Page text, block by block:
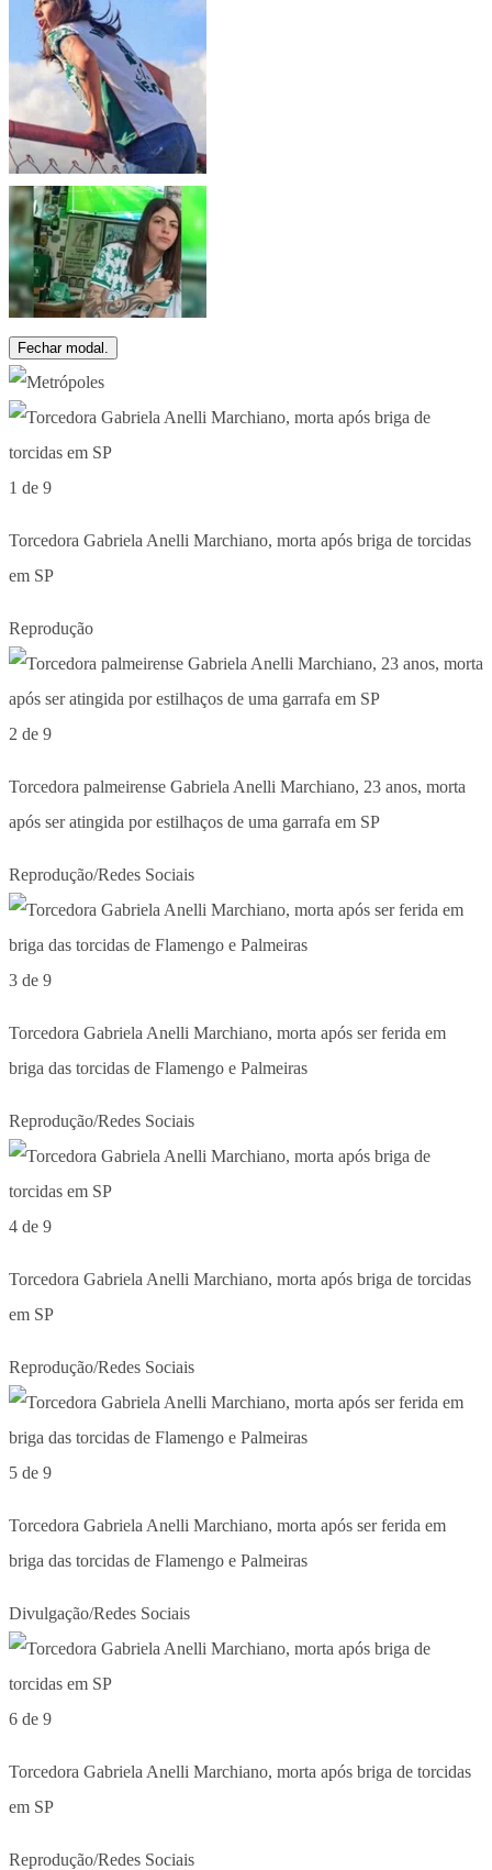
Fechar modal.
1 de 9
Torcedora Gabriela Anelli Marchiano, morta após briga de torcidas
em SP
Reprodução
2 de 9
Torcedora palmeirense Gabriela Anelli Marchiano, 23 anos, morta
após ser atingida por estilhaços de uma garrafa em SP
Reprodução/Redes Sociais
3 de 9
Torcedora Gabriela Anelli Marchiano, morta após ser ferida em
briga das torcidas de Flamengo e Palmeiras
Reprodução/Redes Sociais
4 de 9
Torcedora Gabriela Anelli Marchiano, morta após briga de torcidas
em SP
Reprodução/Redes Sociais
5 de 9
Torcedora Gabriela Anelli Marchiano, morta após ser ferida em
briga das torcidas de Flamengo e Palmeiras
Divulgação/Redes Sociais
6 de 9
Torcedora Gabriela Anelli Marchiano, morta após briga de torcidas
em SP
Reprodução/Redes Sociais